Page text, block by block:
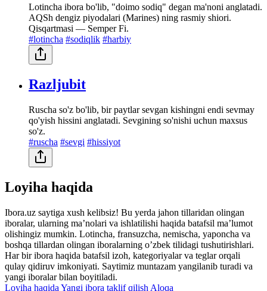
Lotincha ibora bo'lib, "doimo sodiq" degan ma'noni anglatadi.
AQSh dengiz piyodalari (Marines) ning rasmiy shiori.
Qisqartmasi — Semper Fi.
#lotincha #sodiqlik #harbiy
Razljubit
Ruscha so'z bo'lib, bir paytlar sevgan kishingni endi sevmay
qo'yish hissini anglatadi. Sevgining so'nishi uchun maxsus
so'z.
#ruscha #sevgi #hissiyot
Loyiha haqida
Ibora.uz saytiga xush kelibsiz! Bu yerda jahon tillaridan olingan
iboralar, ularning maʼnolari va ishlatilishi haqida batafsil maʼlumot
olishingiz mumkin. Lotincha, fransuzcha, nemischa, yaponcha va
boshqa tillardan olingan iboralarning oʼzbek tilidagi tushutirishlari.
Har bir ibora haqida batafsil izoh, kategoriyalar va teglar orqali
qulay qidiruv imkoniyati. Saytimiz muntazam yangilanib turadi va
yangi iboralar bilan boyitiladi.
Loyiha haqida Yangi ibora taklif qilish Aloqa